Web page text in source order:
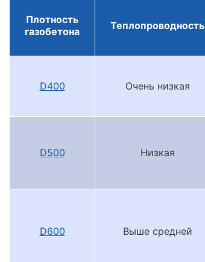
Плотность
газобетона
Теплопроводность
D400 Очень низкая
D500 Низкая
D600 Выше средней